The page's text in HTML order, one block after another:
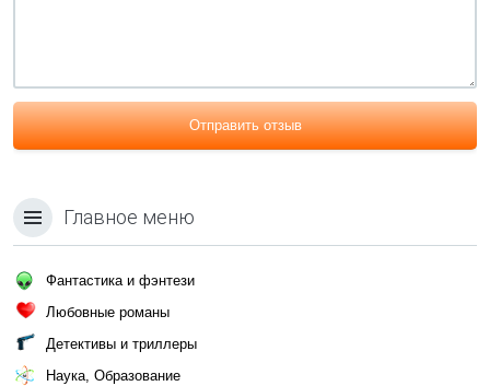
Отправить отзыв
Главное меню
Фантастика и фэнтези
Любовные романы
Детективы и триллеры
Наука, Образование